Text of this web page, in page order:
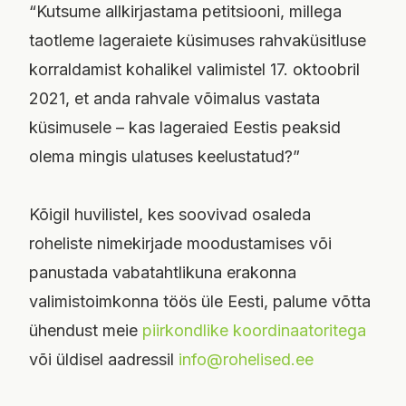
“Kutsume allkirjastama petitsiooni, millega
taotleme lageraiete küsimuses rahvaküsitluse
korraldamist kohalikel valimistel 17. oktoobril
2021, et anda rahvale võimalus vastata
küsimusele – kas lageraied Eestis peaksid
olema mingis ulatuses keelustatud?”
Kõigil huvilistel, kes soovivad osaleda
roheliste nimekirjade moodustamises või
panustada vabatahtlikuna erakonna
valimistoimkonna töös üle Eesti, palume võtta
ühendust meie piirkondlike koordinaatoritega
või üldisel aadressil info@rohelised.ee